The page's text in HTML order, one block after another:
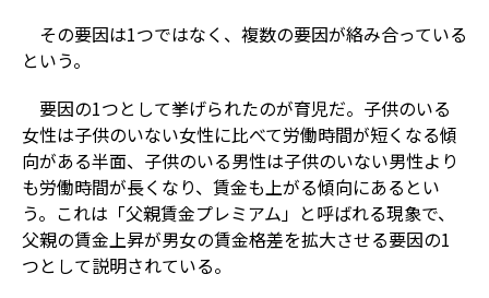
その要因は1つではなく、複数の要因が絡み合っている
という。
要因の1つとして挙げられたのが育児だ。子供のいる
女性は子供のいない女性に比べて労働時間が短くなる傾
向がある半面、子供のいる男性は子供のいない男性より
も労働時間が長くなり、賃金も上がる傾向にあるとい
う。これは「父親賃金プレミアム」と呼ばれる現象で、
父親の賃金上昇が男女の賃金格差を拡大させる要因の1
つとして説明されている。